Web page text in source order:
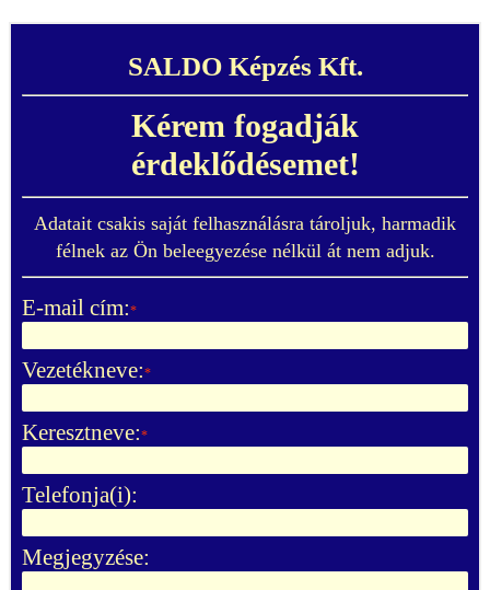
SALDO Képzés Kft.
Kérem fogadják
érdeklődésemet!
Adatait csakis saját felhasználásra tároljuk, harmadik
félnek az Ön beleegyezése nélkül át nem adjuk.
E-mail cím:*
Vezetékneve:*
Keresztneve:*
Telefonja(i):
Megjegyzése: